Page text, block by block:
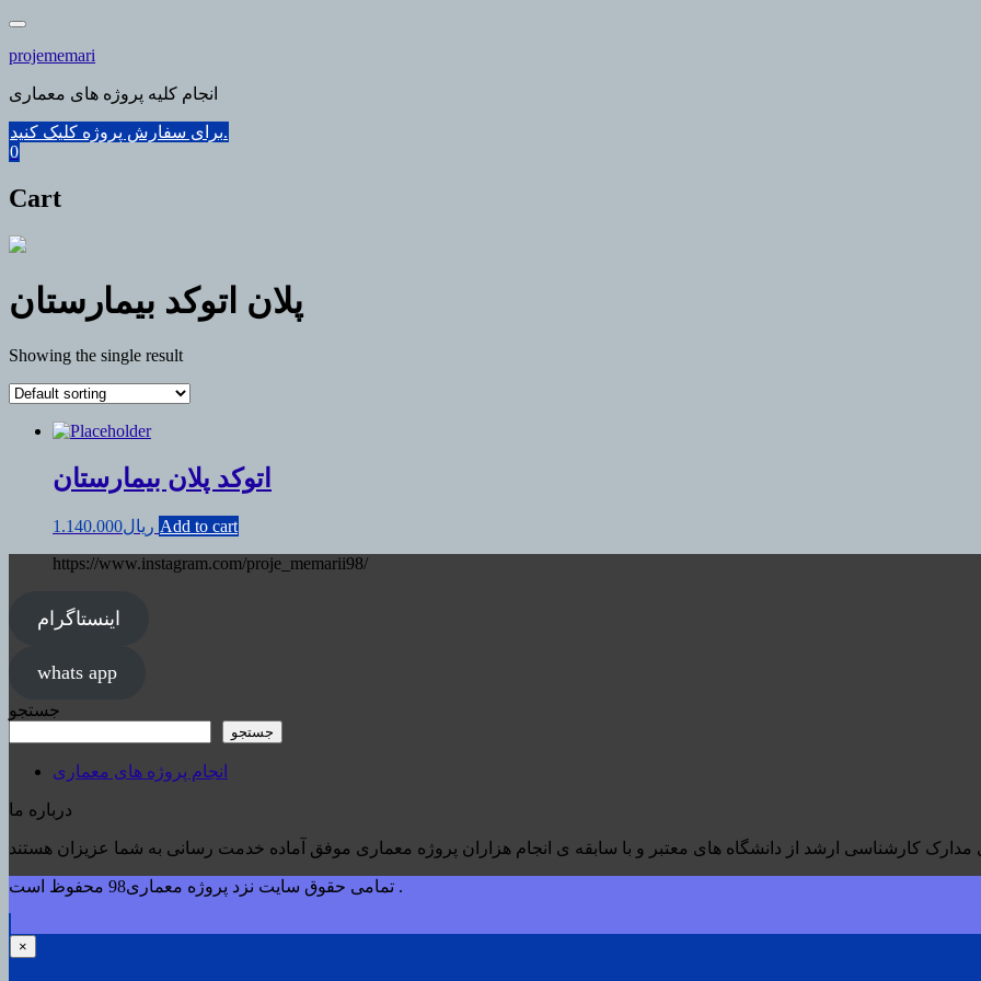
Skip
content
projememari
انجام کلیه پروژه های معماری
برای سفارش پروژه کلیک کنید.
0
Cart
پلان اتوکد بیمارستان
Showing the single result
اتوکد پلان بیمارستان
ریال1.140.000
Add to cart
https://www.instagram.com/proje_memarii98/
اینستاگرام
whats app
جستجو
جستجو
انجام پروژه های معماری
درباره ما
تمامی حقوق سایت نزد پروژه معماری98 محفوظ است .
×